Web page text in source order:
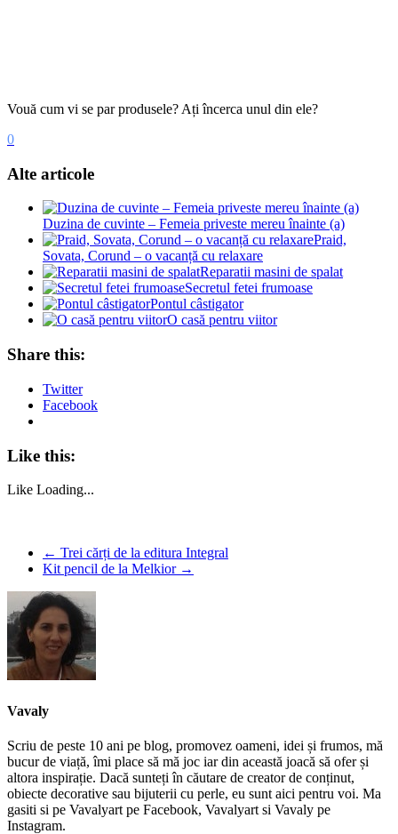
Vouă cum vi se par produsele? Ați încerca unul din ele?
0
Alte articole
Duzina de cuvinte – Femeia priveste mereu înainte (a)
Praid,
Sovata, Corund – o vacanță cu relaxare
Reparatii masini de spalat
Secretul fetei frumoase
Pontul câstigator
O casă pentru viitor
Share this:
Twitter
Facebook
Like this:
Like Loading...
← Trei cărți de la editura Integral
Kit pencil de la Melkior →
Vavaly
Scriu de peste 10 ani pe blog, promovez oameni, idei și frumos, mă
bucur de viață, îmi place să mă joc iar din această joacă să ofer și
altora inspirație. Dacă sunteți în căutare de creator de conținut,
obiecte decorative sau bijuterii cu perle, eu sunt aici pentru voi. Ma
gasiti si pe Vavalyart pe Facebook, Vavalyart si Vavaly pe
Instagram.